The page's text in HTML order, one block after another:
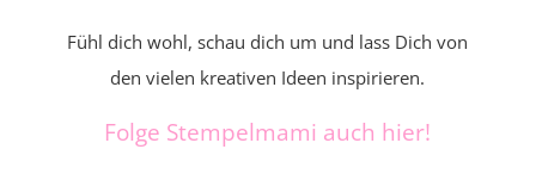
Fühl dich wohl, schau dich um und lass Dich von
den vielen kreativen Ideen inspirieren.
Folge Stempelmami auch hier!